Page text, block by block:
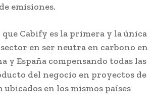
emisiones.
que Cabify es la primera y la única
en ser neutra en carbono en
y España compensando todas las
del negocio en proyectos de
ubicados en los mismos países